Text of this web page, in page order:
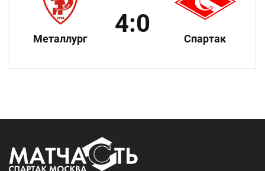
Металлург
4:0
Спартак